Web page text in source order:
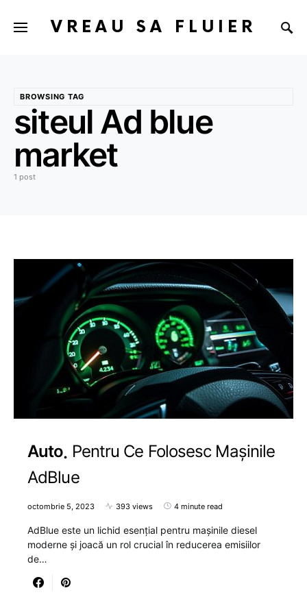
VREAU SA FLUIER
BROWSING TAG
siteul Ad blue
market
1 post
Auto Pentru Ce Folosesc Mașinile
AdBlue
octombrie 5, 2023 393 views 4 minute read
AdBlue este un lichid esențial pentru mașinile diesel
moderne și joacă un rol crucial în reducerea emisiilor
de…